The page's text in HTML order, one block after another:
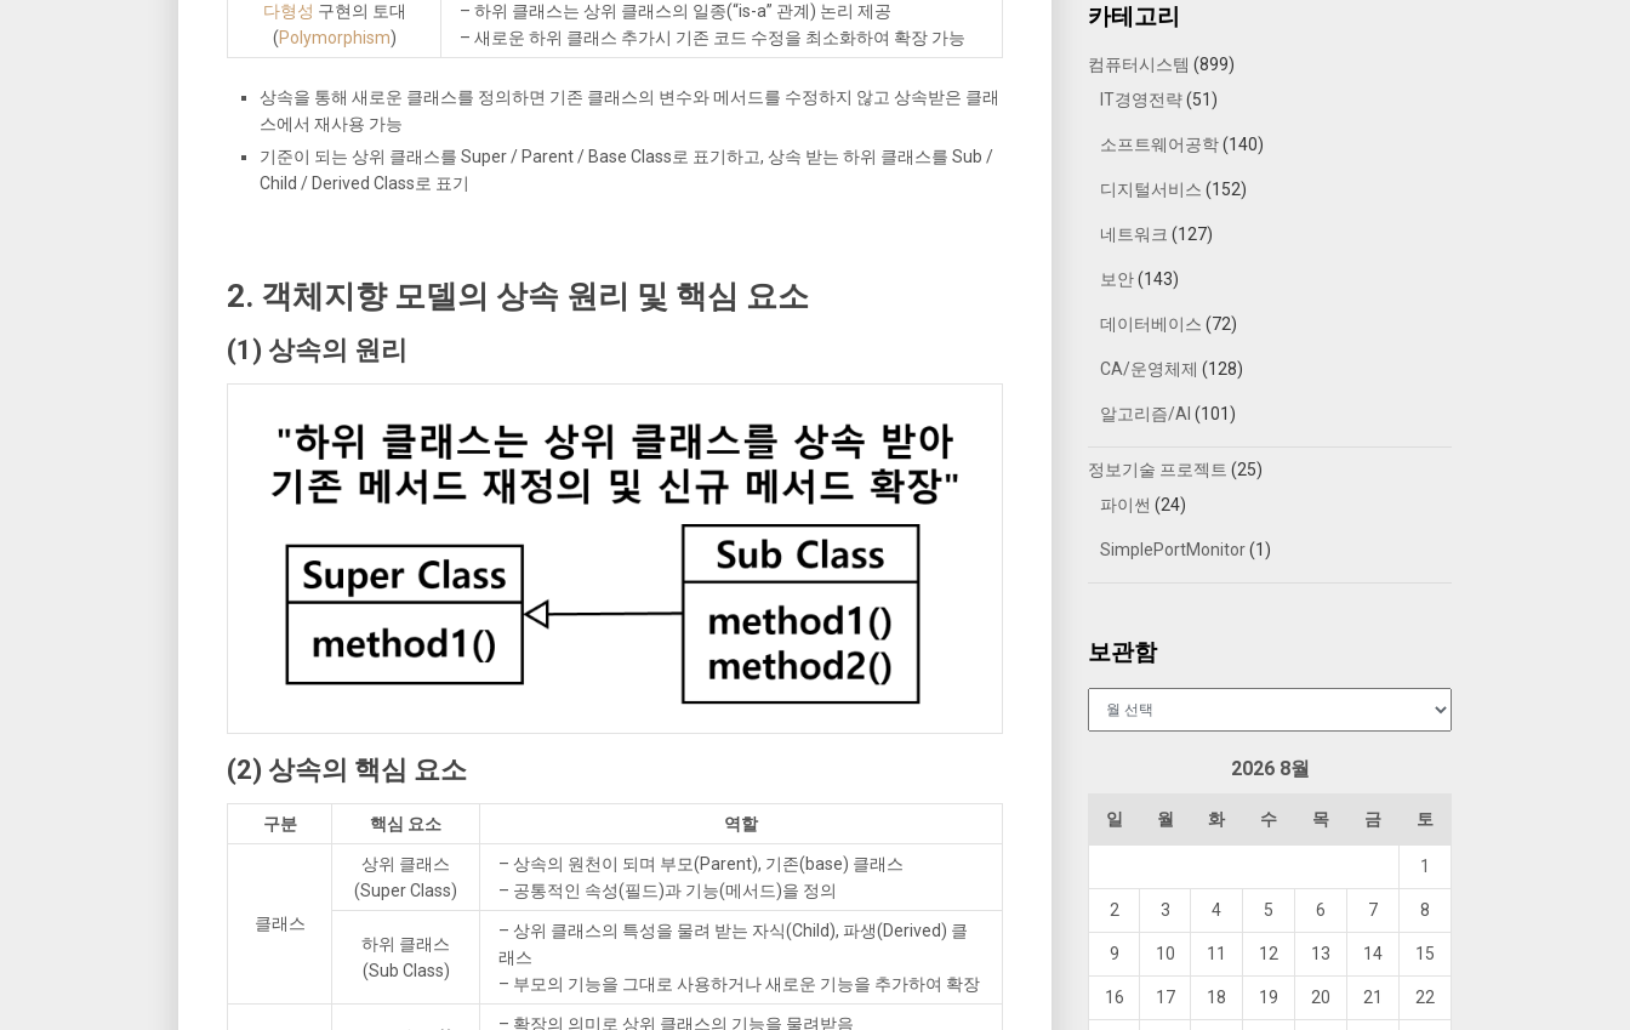
다형성 구현의 토대
(Polymorphism)
– 하위 클래스는 상위 클래스의 일종(“is-a” 관계) 논리 제공
– 새로운 하위 클래스 추가시 기존 코드 수정을 최소화하여 확장 가능
상속을 통해 새로운 클래스를 정의하면 기존 클래스의 변수와 메서드를 수정하지 않고 상속받은 클래
스에서 재사용 가능
기준이 되는 상위 클래스를 Super / Parent / Base Class로 표기하고, 상속 받는 하위 클래스를 Sub /
Child / Derived Class로 표기
2. 객체지향 모델의 상속 원리 및 핵심 요소
(1) 상속의 원리
(2) 상속의 핵심 요소
구분 핵심 요소 역할
클래스
상위 클래스
(Super Class)
– 상속의 원천이 되며 부모(Parent), 기존(base) 클래스
– 공통적인 속성(필드)과 기능(메서드)을 정의
하위 클래스
(Sub Class)
– 상위 클래스의 특성을 물려 받는 자식(Child), 파생(Derived) 클
래스
– 부모의 기능을 그대로 사용하거나 새로운 기능을 추가하여 확장
– 확장의 의미로 상위 클래스의 기능을 물려받음
카테고리
컴퓨터시스템 (899)
IT경영전략(51)
소프트웨어공학(140)
디지털서비스 (152)
네트워크 (127)
보안(143)
데이터베이스 (72)
CA/운영체제 (128)
알고리즘/AI (101)
정보기술 프로젝트 (25)
파이썬 (24)
SimplePortMonitor(1)
보관함
2026 8월
일 월 화 수 목 금 토
1
2 3 4 5 6 7 8
9 10 11 12 13 14 15
16 17 18 19 20 21 22